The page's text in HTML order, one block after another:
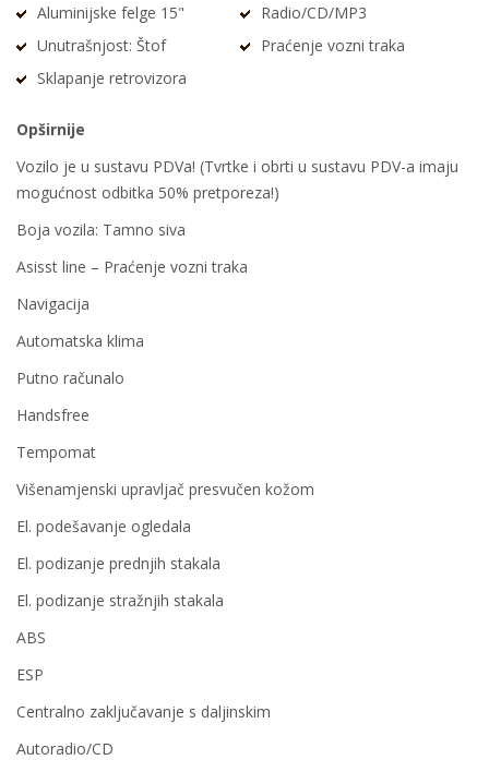
Aluminijske felge 15"
Radio/CD/MP3
Unutrašnjost: Štof
Praćenje vozni traka
Sklapanje retrovizora
Opširnije
Vozilo je u sustavu PDVa! (Tvrtke i obrti u sustavu PDV-a imaju
mogućnost odbitka 50% pretporeza!)
Boja vozila: Tamno siva
Asisst line – Praćenje vozni traka
Navigacija
Automatska klima
Putno računalo
Handsfree
Tempomat
Višenamjenski upravljač presvučen kožom
El. podešavanje ogledala
El. podizanje prednjih stakala
El. podizanje stražnjih stakala
ABS
ESP
Centralno zaključavanje s daljinskim
Autoradio/CD